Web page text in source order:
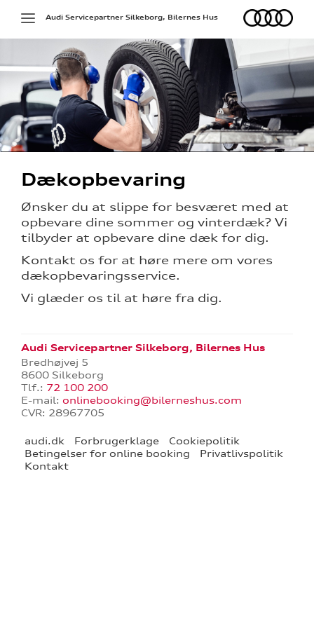
service
værkstedet
5 år?
Toggle
navigation
Audi
Audi Servicepartner Silkeborg, Bilernes Hus
Dækopbevaring
Ønsker du at slippe for besværet med at
opbevare dine sommer og vinterdæk? Vi
tilbyder at opbevare dine dæk for dig.
Kontakt os for at høre mere om vores
dækopbevaringsservice.
Vi glæder os til at høre fra dig.
Audi Servicepartner Silkeborg, Bilernes Hus
Bredhøjvej 5
8600 Silkeborg
Tlf.: 72 100 200
E-mail: onlinebooking@bilerneshus.com
CVR: 28967705
audi.dk Forbrugerklage
Cookiepolitik
Betingelser for online booking
Privatlivspolitik
Kontakt